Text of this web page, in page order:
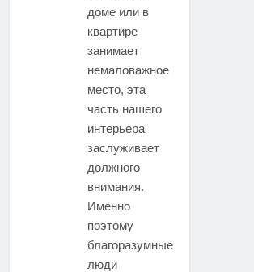
доме или в
квартире
занимает
немаловажное
место, эта
часть нашего
интерьера
заслуживает
должного
внимания.
Именно
поэтому
благоразумные
люди